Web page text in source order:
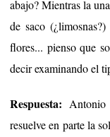
abajo? Mientras la
de saco
flores... pienso que
decir examinando el
Respuesta:
resuelve en parte la